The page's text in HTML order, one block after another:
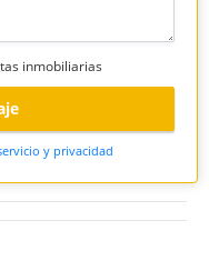
inmobiliarias
y privacidad